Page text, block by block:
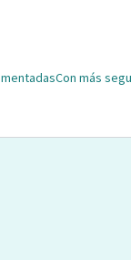
Con más